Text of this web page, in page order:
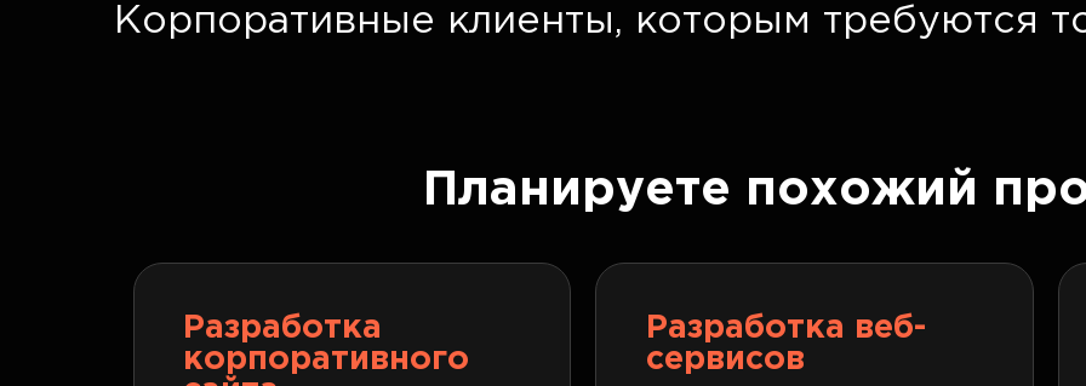
Корпоративные клиенты, которым требуются
Планируете похожий
Разработка
корпоративного
Разработка веб-
сервисов